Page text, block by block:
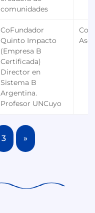
comunidades
CoFundador
Quinto Impacto
(Empresa B
Certificada)
Director en
Sistema B
Argentina.
Profesor UNCuyo
3 »